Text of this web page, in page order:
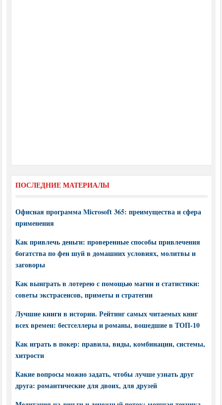
ПОСЛЕДНИЕ МАТЕРИАЛЫ
Офисная программа Microsoft 365: преимущества и сфера
применения
Как привлечь деньги: проверенные способы привлечения
богатства по фен шуй в домашних условиях, молитвы и
заговоры
Как выиграть в лотерею с помощью магии и статистики:
советы экстрасенсов, приметы и стратегии
Лучшие книги в истории. Рейтинг самых читаемых книг
всех времен: бестселлеры и романы, вошедшие в ТОП-10
Как играть в покер: правила, виды, комбинации, системы,
хитрости
Какие вопросы можно задать, чтобы лучше узнать друг
друга: романтические для двоих, для друзей